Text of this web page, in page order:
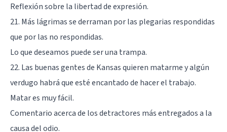
Reflexión sobre la libertad de expresión.
21. Más lágrimas se derraman por las plegarias respondidas
que por las no respondidas.
Lo que deseamos puede ser una trampa.
22. Las buenas gentes de Kansas quieren matarme y algún
verdugo habrá que esté encantado de hacer el trabajo.
Matar es muy fácil.
Comentario acerca de los detractores más entregados a la
causa del odio.